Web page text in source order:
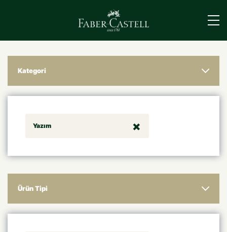
Kategori
Yazım
Ürün Tipi